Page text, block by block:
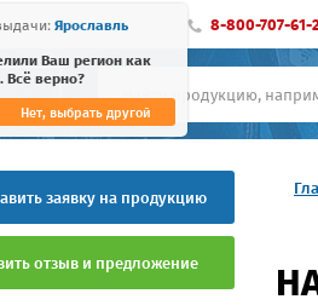
Ярославль
Ваш регион как
Всё верно?
Нет, выбрать другой
8-800-707-61-
заявку на продукцию
отзыв и предложение